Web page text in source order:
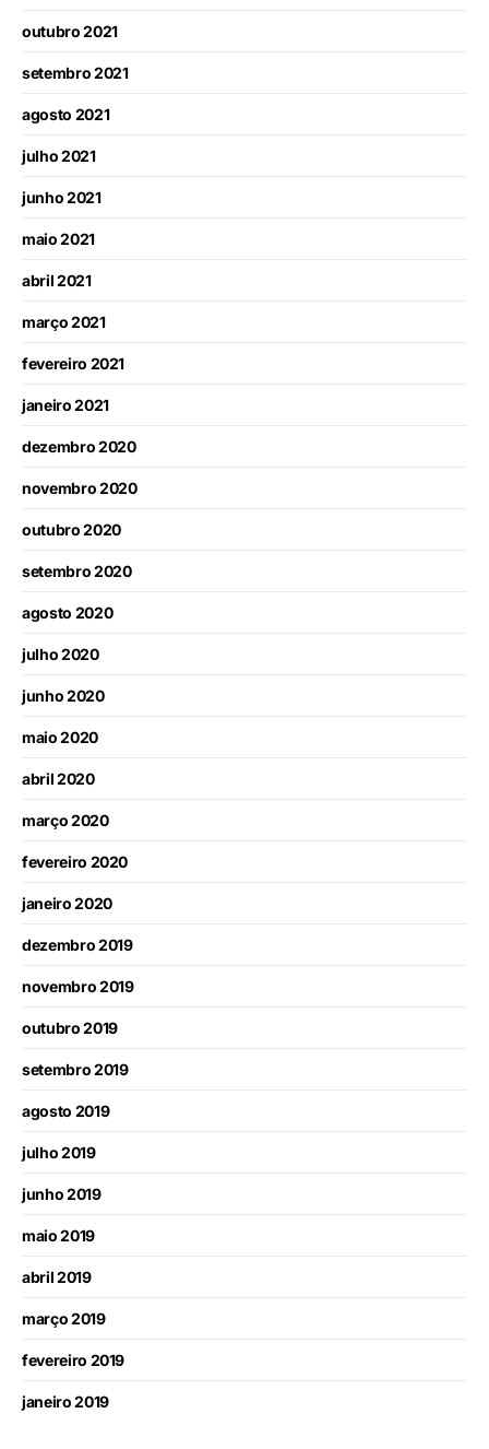
outubro 2021
setembro 2021
agosto 2021
julho 2021
junho 2021
maio 2021
abril 2021
março 2021
fevereiro 2021
janeiro 2021
dezembro 2020
novembro 2020
outubro 2020
setembro 2020
agosto 2020
julho 2020
junho 2020
maio 2020
abril 2020
março 2020
fevereiro 2020
janeiro 2020
dezembro 2019
novembro 2019
outubro 2019
setembro 2019
agosto 2019
julho 2019
junho 2019
maio 2019
abril 2019
março 2019
fevereiro 2019
janeiro 2019